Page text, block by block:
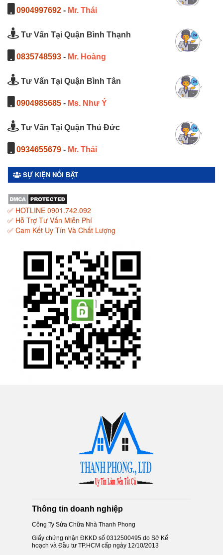
0904997692 - Mr. Thái
Tư Vấn Tại Quận Bình Thạnh
0835748593 - Mr. Hoàng
Tư Vấn Tại Quận Bình Tân
0904985685 - Ms. Như Ý
Tư Vấn Tại Quận Thủ Đức
0934655679 - Mr. Thái
SỰ KIỆN NỔI BẬT
✅ HOTLINE 0901.742.092
✅ Hỗ Trợ Tư Vấn Miễn Phí
✅ Cam Kết Uy Tín Và Chất Lượng
Thông tin doanh nghiệp
Công Ty Sửa Chữa Nhà Thanh Phong
Giấy chứng nhận ĐKKD số 0312500495 do Sở Kế
hoạch và Đầu tư TP.HCM cấp ngày 12/10/2013